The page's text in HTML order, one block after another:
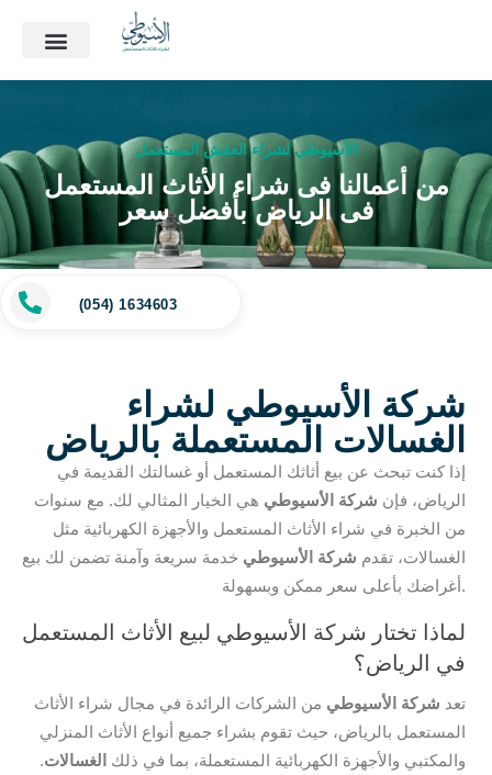
الأسيوطي لشراء العفش المستعمل
من أعمالنا فى شراء الأثاث المستعمل
فى الرياض بأفضل سعر
شركة الأسيوطي لشراء
الغسالات المستعملة بالرياض
إذا كنت تبحث عن بيع أثاثك المستعمل أو غسالتك القديمة في
الرياض، فإن شركة الأسيوطي هي الخيار المثالي لك. مع سنوات
من الخبرة في شراء الأثاث المستعمل والأجهزة الكهربائية مثل
الغسالات، تقدم شركة الأسيوطي خدمة سريعة وآمنة تضمن لك بيع
أغراضك بأعلى سعر ممكن وبسهولة.
لماذا تختار شركة الأسيوطي لبيع الأثاث المستعمل
في الرياض؟
تعد شركة الأسيوطي من الشركات الرائدة في مجال شراء الأثاث
المستعمل بالرياض، حيث تقوم بشراء جميع أنواع الأثاث المنزلي
والمكتبي والأجهزة الكهربائية المستعملة، بما في ذلك الغسالات.
(054) 1634603